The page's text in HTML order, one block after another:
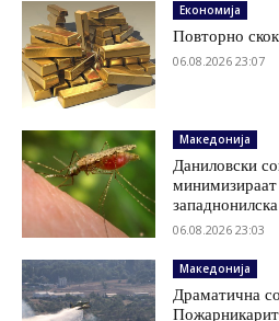
Економија
Повторно
06.08.2026 23:07
Македонија
Даниловски
06.08.2026 23:03
Македонија
Драматична